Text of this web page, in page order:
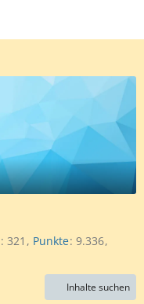
321 Punkte 9.336
Inhalte suchen